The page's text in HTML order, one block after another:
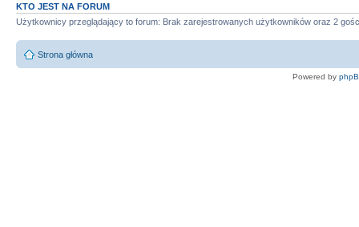
KTO JEST NA FORUM
Użytkownicy przeglądający to forum: Brak zarejestrowanych użytkowników oraz 2
Strona główna
Powered by